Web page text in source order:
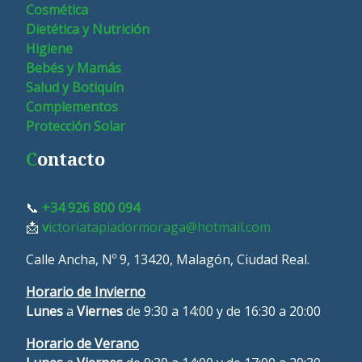
Cosmética
Dietética y Nutrición
Higiene
Bebés y Mamás
Salud y Botiquín
Complementos
Protección Solar
Contacto
📞 +34 926 800 094
📩 victoriatapiadormoraga@hotmail.com
Calle Ancha, Nº 9, 13420, Malagón, Ciudad Real.
Horario de Invierno
Lunesa Viernesde 9:30 a 14:00 y de 16:30 a 20:00
Horario de Verano